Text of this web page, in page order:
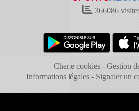
366086
Charte cookies
Gestion
Informations légales
Signaler un